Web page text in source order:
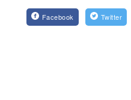
Facebook Twitter